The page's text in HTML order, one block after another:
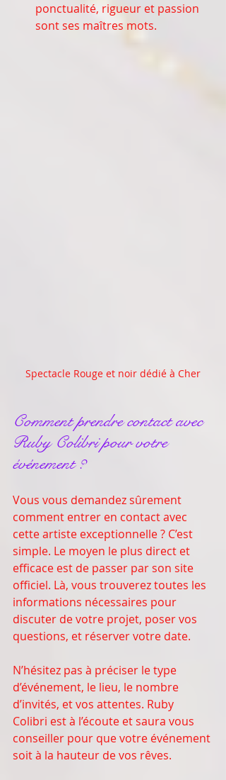
ponctualité, rigueur et passion
sont ses maîtres mots.
Spectacle Rouge et noir dédié à Cher
Comment prendre contact avec
Ruby Colibri pour votre
événement ?
Vous vous demandez sûrement
comment entrer en contact avec
cette artiste exceptionnelle ? C’est
simple. Le moyen le plus direct et
efficace est de passer par son site
officiel. Là, vous trouverez toutes les
informations nécessaires pour
discuter de votre projet, poser vos
questions, et réserver votre date.
N’hésitez pas à préciser le type
d’événement, le lieu, le nombre
d’invités, et vos attentes. Ruby
Colibri est à l’écoute et saura vous
conseiller pour que votre événement
soit à la hauteur de vos rêves.